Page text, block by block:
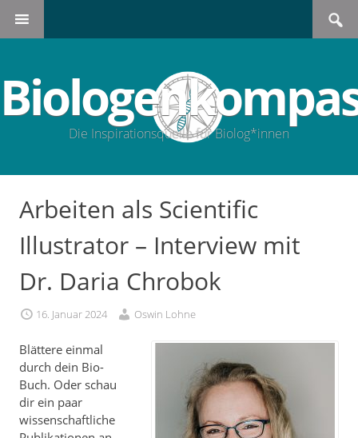
Search
for:
SKIP
Die Inspirationsquelle für Biolog*innen
Arbeiten als Scientific
Illustrator – Interview mit
Dr. Daria Chrobok
16. Januar 2024 Oswin Lohne
Blättere einmal
durch dein Bio-
Buch. Oder schau
dir ein paar
wissenschaftliche